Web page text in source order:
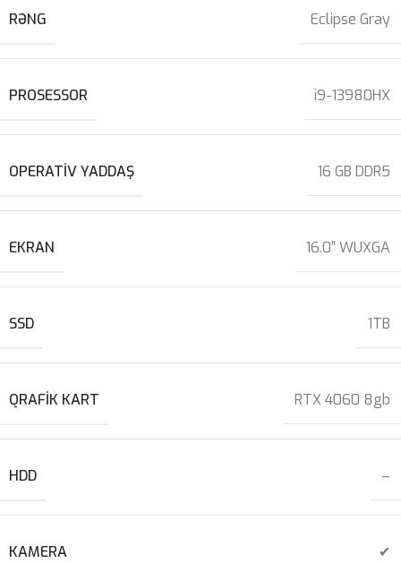
RƏNG Eclipse Gray
PROSESSOR i9-13980HX
OPERATIV YADDAŞ 16 GB DDR5
EKRAN 16.0″ WUXGA
SSD 1TB
QRAFIK KART RTX 4060 8gb
HDD –
KAMERA ✔